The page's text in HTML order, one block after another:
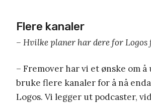
Flere kanaler
– Hvilke planer har dere for Logos
– Fremover har vi et ønske om å
bruke flere kanaler for å nå
Logos. Vi legger ut podcaster,